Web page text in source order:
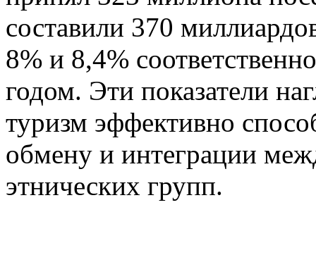
составили 370
8% и 8,4%
годом. Эти показатели
туризм эффективно
обмену и интеграции
этнических групп.